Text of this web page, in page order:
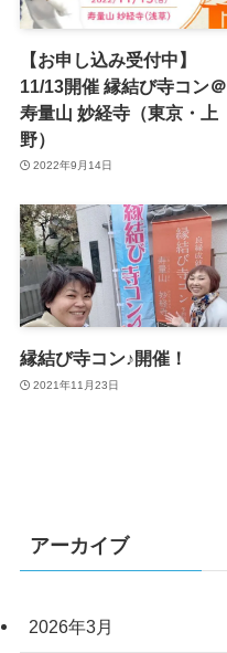
【お申し込み受付中】
11/13開催 縁結び寺コン＠
寿量山 妙経寺（東京・上
野）
2022年9月14日
縁結び寺コン♪開催！
2021年11月23日
アーカイブ
2026年3月